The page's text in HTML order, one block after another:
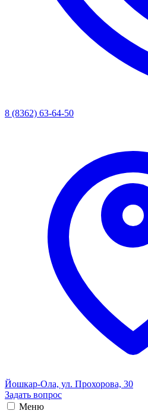
8 (8362) 63-64-50
Йошкар-Ола, ул. Прохорова, 30
Задать вопрос
Меню